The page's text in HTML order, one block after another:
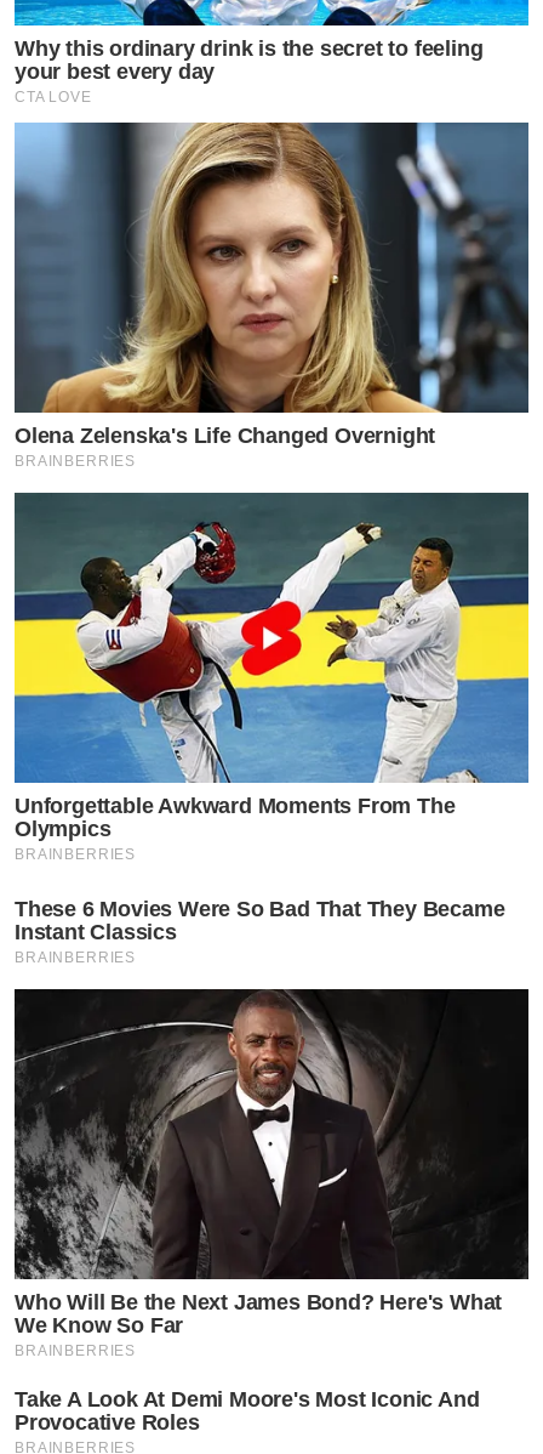
Why this ordinary drink is the secret to feeling
your best every day
CTA LOVE
Olena Zelenska's Life Changed Overnight
BRAINBERRIES
Unforgettable Awkward Moments From The
Olympics
BRAINBERRIES
These 6 Movies Were So Bad That They Became
Instant Classics
BRAINBERRIES
Who Will Be the Next James Bond? Here's What
We Know So Far
BRAINBERRIES
Take A Look At Demi Moore's Most Iconic And
Provocative Roles
BRAINBERRIES